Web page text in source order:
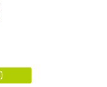
)